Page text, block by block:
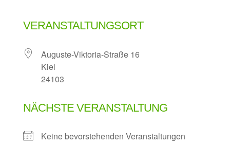
VERANSTALTUNGSORT
Auguste-Viktoria-Straße 16
Kiel
24103
NÄCHSTE VERANSTALTUNG
Keine bevorstehenden Veranstaltungen